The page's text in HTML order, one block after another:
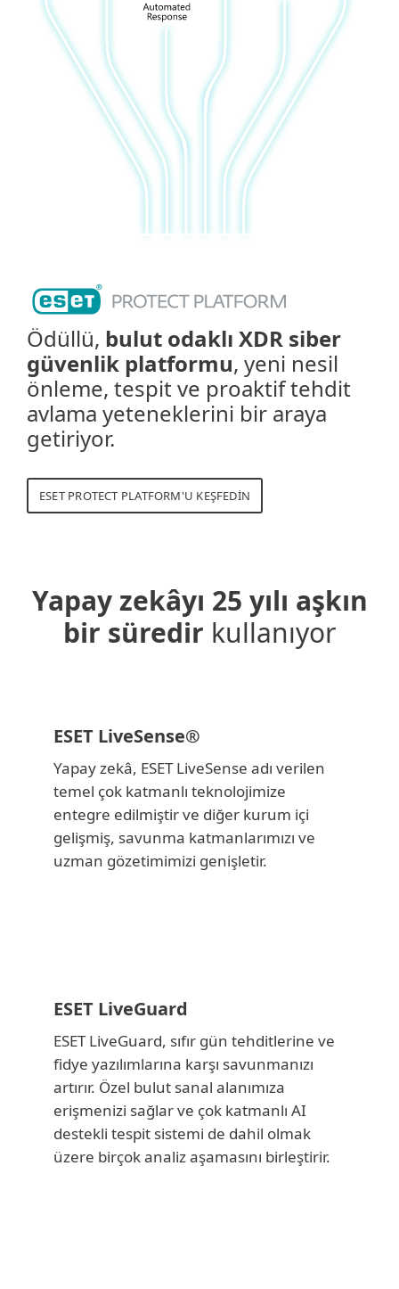
Ödüllü, bulut odaklı XDR siber
güvenlik platformu, yeni nesil
önleme, tespit ve proaktif tehdit
avlama yeteneklerini bir araya
getiriyor.
ESET PROTECT PLATFORM'U KEŞFEDIN
Yapay zekâyı 25 yılı aşkın
bir süredir kullanıyor
ESET LiveSense®
Yapay zekâ, ESET LiveSense adı verilen
temel çok katmanlı teknolojimize
entegre edilmiştir ve diğer kurum içi
gelişmiş, savunma katmanlarımızı ve
uzman gözetimimizi genişletir.
ESET LiveGuard
ESET LiveGuard, sıfır gün tehditlerine ve
fidye yazılımlarına karşı savunmanızı
artırır. Özel bulut sanal alanımıza
erişmenizi sağlar ve çok katmanlı AI
destekli tespit sistemi de dahil olmak
üzere birçok analiz aşamasını birleştirir.